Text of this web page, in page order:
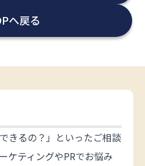
へ戻る
きるの？」といったご相談
ケティングやPRでお悩み